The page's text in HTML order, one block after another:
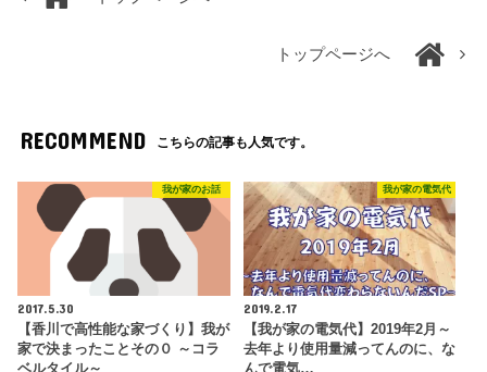
トップページへ
RECOMMEND こちらの記事も人気です。
我が家のお話
2017.5.30
【香川で高性能な家づくり】我が
家で決まったことその０ ～コラ
我が家の電気代
2019.2.17
【我が家の電気代】2019年2月～
去年より使用量減ってんのに、な